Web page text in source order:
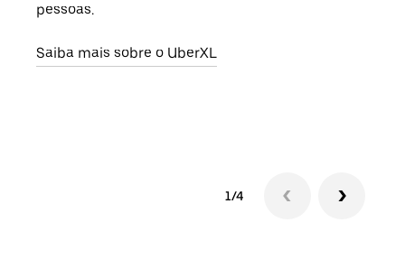
pessoas.
Saiba mais sobre o UberXL
1/4